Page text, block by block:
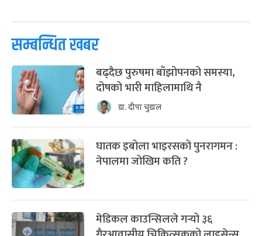
सम्बन्धित खबर
बढ्दैछ पुरुषमा बाँझोपनको समस्या,
दोषको भारी माहिलामाथि नै
डा. दीपा चुडाल
घातक इबोला भाइरसको पुनरागमन :
नेपालमा जोखिम कति ?
मेडिकल काउन्सिलले गर्‍यो ३६